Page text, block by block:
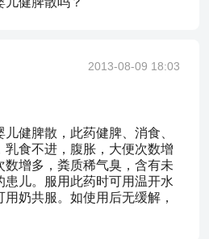
2013-08-09 18:03
健脾散，此药健脾、消食、
乳食不进，腹胀，大便次数增
数增多，粪质稀气臭，含有未
患儿。服用此药时可用温开水
奶共服。如使用后无缓解，